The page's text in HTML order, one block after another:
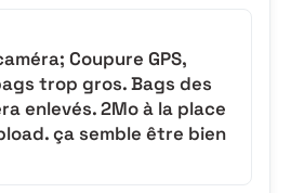
Coupure GPS,
trop gros. Bags des
enlevés. 2Mo à la place
ça semble être bien